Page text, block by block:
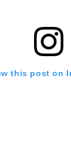
this post on